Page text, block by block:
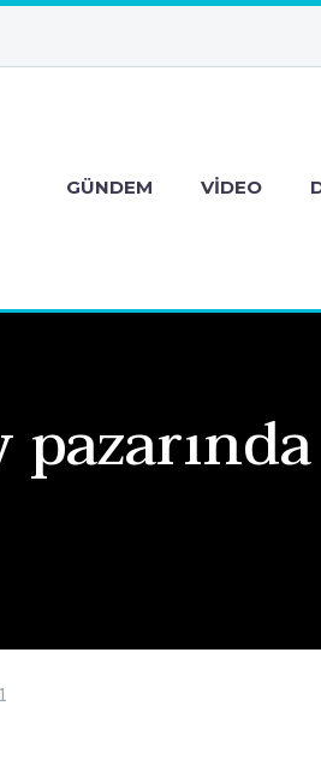
GÜNDEM VIDEO